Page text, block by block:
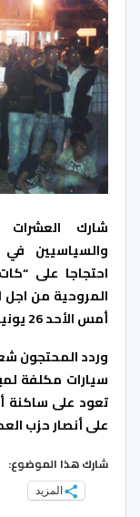
شارك العشرات
والسياسيين في
احتجاجا على
المروحية من اجل
أمس الأحد 26 يونيو 2016 بساحة البريد بمدينة تنغير.
وردد المحتجون
سيارات مكلفة
تعود على ساكنة
على أنصار حزب
شارك هذا الموضوع:
المزيد